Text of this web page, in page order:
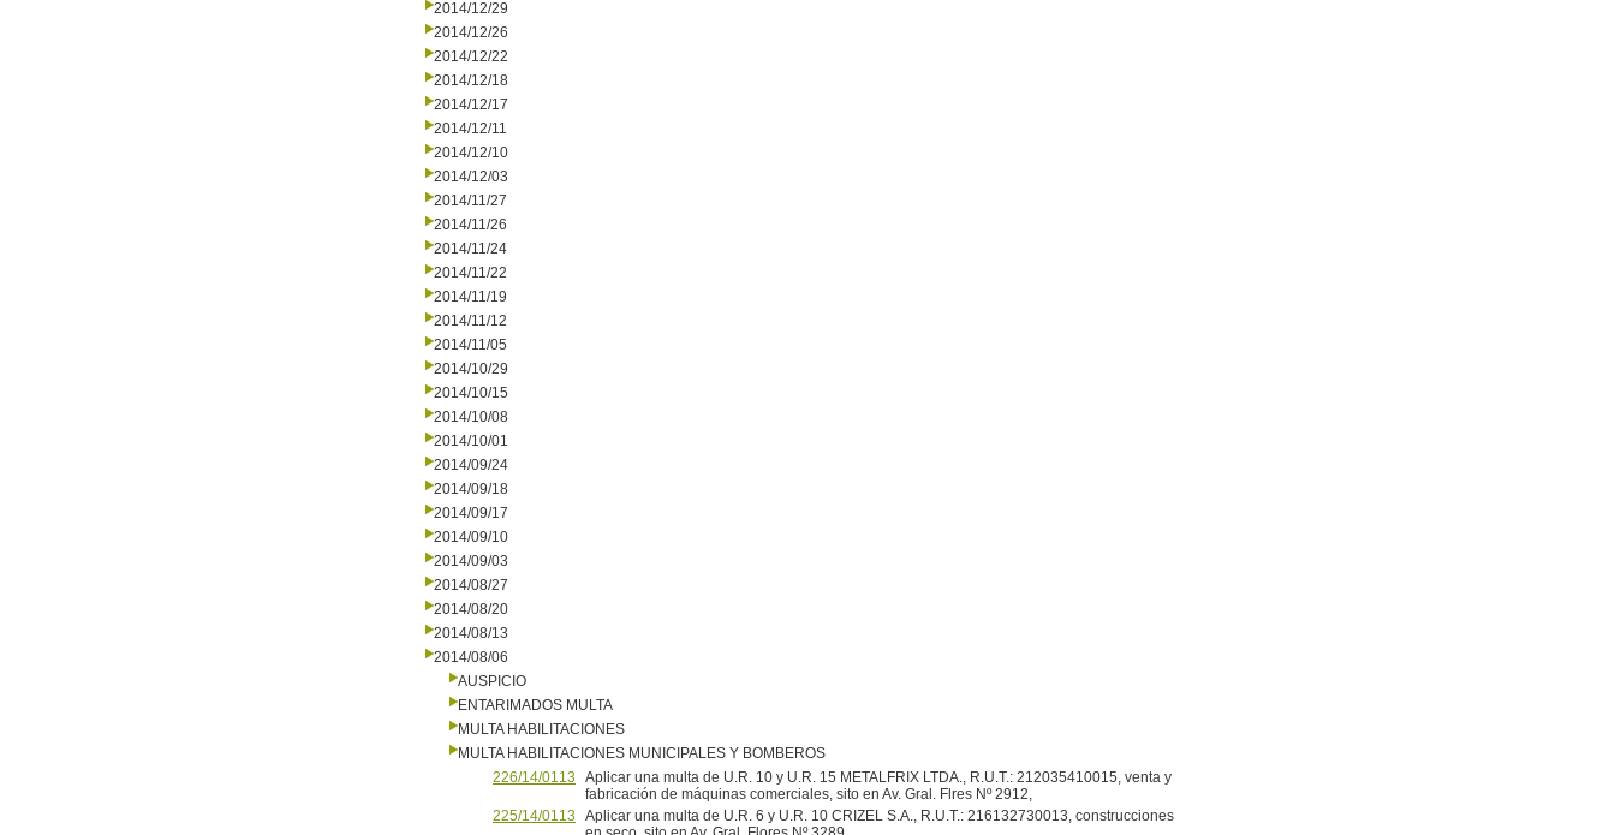
2014/12/29
2014/12/26
2014/12/22
2014/12/18
2014/12/17
2014/12/11
2014/12/10
2014/12/03
2014/11/27
2014/11/26
2014/11/24
2014/11/22
2014/11/19
2014/11/12
2014/11/05
2014/10/29
2014/10/15
2014/10/08
2014/10/01
2014/09/24
2014/09/18
2014/09/17
2014/09/10
2014/09/03
2014/08/27
2014/08/20
2014/08/13
2014/08/06
AUSPICIO
ENTARIMADOS MULTA
MULTA HABILITACIONES
MULTA HABILITACIONES MUNICIPALES Y BOMBEROS
226/14/0113
Aplicar una multa de U.R. 10 y U.R. 15 METALFRIX LTDA., R.U.T.: 212035410015, venta y
fabricación de máquinas comerciales, sito en Av. Gral. Flres Nº 2912,
225/14/0113
Aplicar una multa de U.R. 6 y U.R. 10 CRIZEL S.A., R.U.T.: 216132730013, construcciones